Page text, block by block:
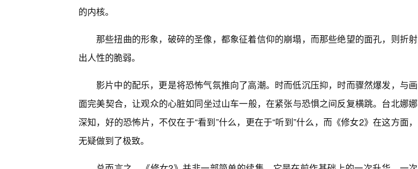
的内核。
那些扭曲的形象，破碎的圣像，都象征着信仰的崩塌，而那些绝望的面孔，则折射
出人性的脆弱。
影片中的配乐，更是将恐怖气氛推向了高潮。时而低沉压抑，时而骤然爆发，与画
面完美契合，让观众的心脏如同坐过山车一般，在紧张与恐惧之间反复横跳。台北娜娜
深知，好的恐怖片，不仅在于“看到”什么，更在于“听到”什么，而《修女2》在这方面，
无疑做到了极致。